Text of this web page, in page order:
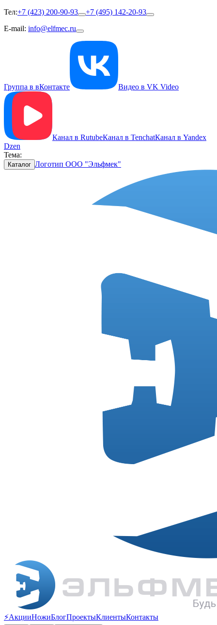
Тел:+7 (423) 200-90-93
+7 (495) 142-20-93
E-mail: info@elfmec.ru
Группа в вКонтакте Видео в VK Video
Канал в RutubeКанал в TenchatКанал в Yandex
Dzen
Тема:
Каталог Логотип ООО "Эльфмек"
⚡️АкцииНожиБлогПроектыКлиентыКонтакты